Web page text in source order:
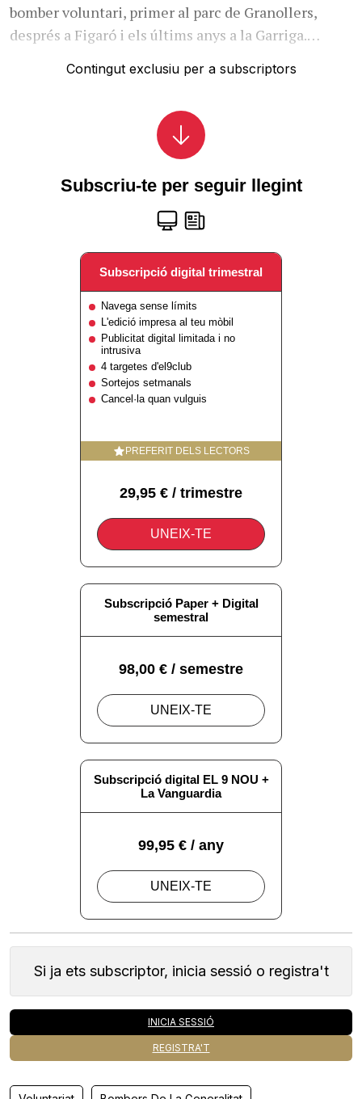
bomber voluntari, primer al parc de Granollers,
després a Figaró i els últims anys a la Garriga.…
Contingut exclusiu per a subscriptors
Si ja ets subscriptor, inicia sessió o registra't
INICIA SESSIÓ
REGISTRA'T